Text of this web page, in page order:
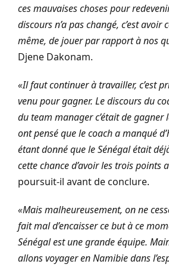
ces mauvaises choses pour
discours n’a pas changé, c’est avoir
même, de jouer par rapport à nos
Djene Dakonam.
«Il faut continuer à travailler, c’est
venu pour gagner. Le discours du
du team manager c’était de gagner
ont pensé que le coach a manqué
étant donné que le Sénégal était
cette chance d’avoir les trois points
poursuit-il avant de conclure.
«Mais malheureusement, on ne
fait mal d’encaisser ce but à ce
Sénégal est une grande équipe.
allons voyager en Namibie dans